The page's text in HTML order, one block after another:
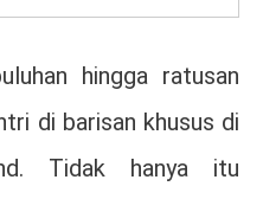
hingga ratusan
di barisan khusus di
Tidak hanya itu